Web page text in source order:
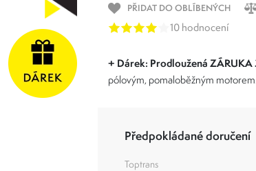
PŘIDAT DO OBLÍBENÝCH
10 hodnocení
+ Dárek: Prodloužená ZÁRUKA
pólovým, pomaloběžným
Předpokládané doručení
Toptrans